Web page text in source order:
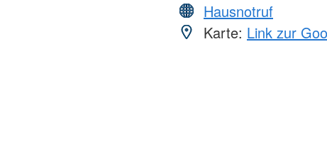
Hausnotruf
Karte: Link zur